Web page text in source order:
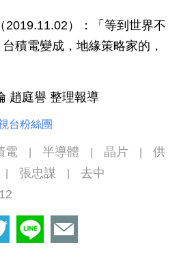
2019.11.02）：「等到世界不
積電變成，地緣策略家的，
趙庭譽 整理報導
台粉絲團
電 半導體 晶片
供
張忠謀
去中